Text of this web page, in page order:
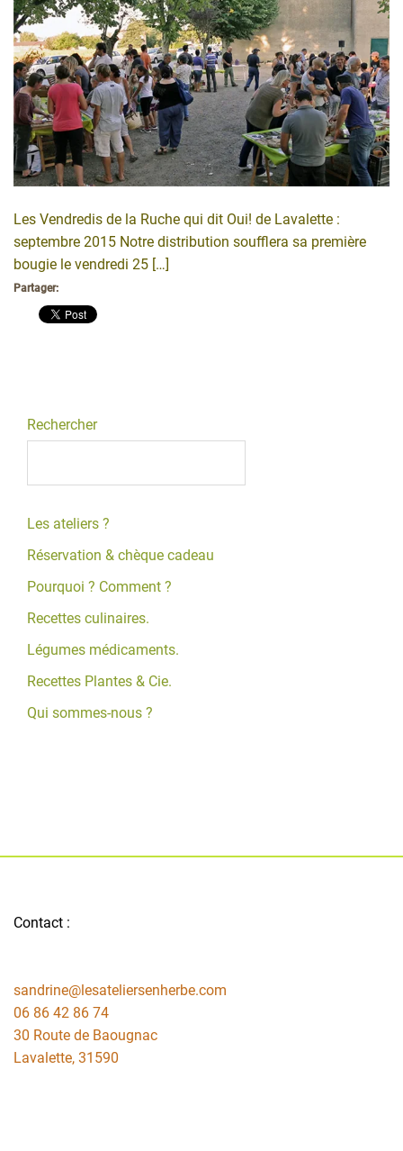
Les Vendredis de la Ruche qui dit Oui! de Lavalette :
septembre 2015 Notre distribution soufflera sa première
bougie le vendredi 25 […]
Partager:
Rechercher
Les ateliers ?
Réservation & chèque cadeau
Pourquoi ? Comment ?
Recettes culinaires.
Légumes médicaments.
Recettes Plantes & Cie.
Qui sommes-nous ?
Contact :
sandrine@lesateliersenherbe.com
06 86 42 86 74
30 Route de Baougnac
Lavalette, 31590